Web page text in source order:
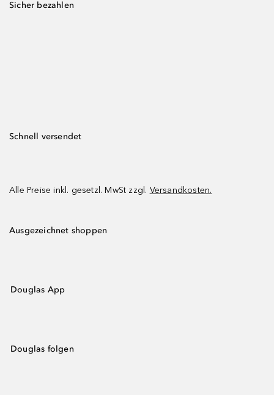
Sicher bezahlen
Schnell versendet
Alle Preise inkl. gesetzl. MwSt zzgl. Versandkosten.
Ausgezeichnet shoppen
Douglas App
Douglas folgen